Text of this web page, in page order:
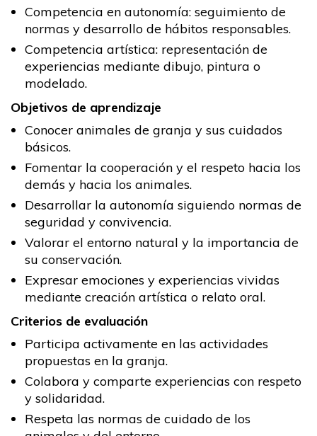
Competencia en autonomía: seguimiento de
normas y desarrollo de hábitos responsables.
Competencia artística: representación de
experiencias mediante dibujo, pintura o
modelado.
Objetivos de aprendizaje
Conocer animales de granja y sus cuidados
básicos.
Fomentar la cooperación y el respeto hacia los
demás y hacia los animales.
Desarrollar la autonomía siguiendo normas de
seguridad y convivencia.
Valorar el entorno natural y la importancia de
su conservación.
Expresar emociones y experiencias vividas
mediante creación artística o relato oral.
Criterios de evaluación
Participa activamente en las actividades
propuestas en la granja.
Colabora y comparte experiencias con respeto
y solidaridad.
Respeta las normas de cuidado de los